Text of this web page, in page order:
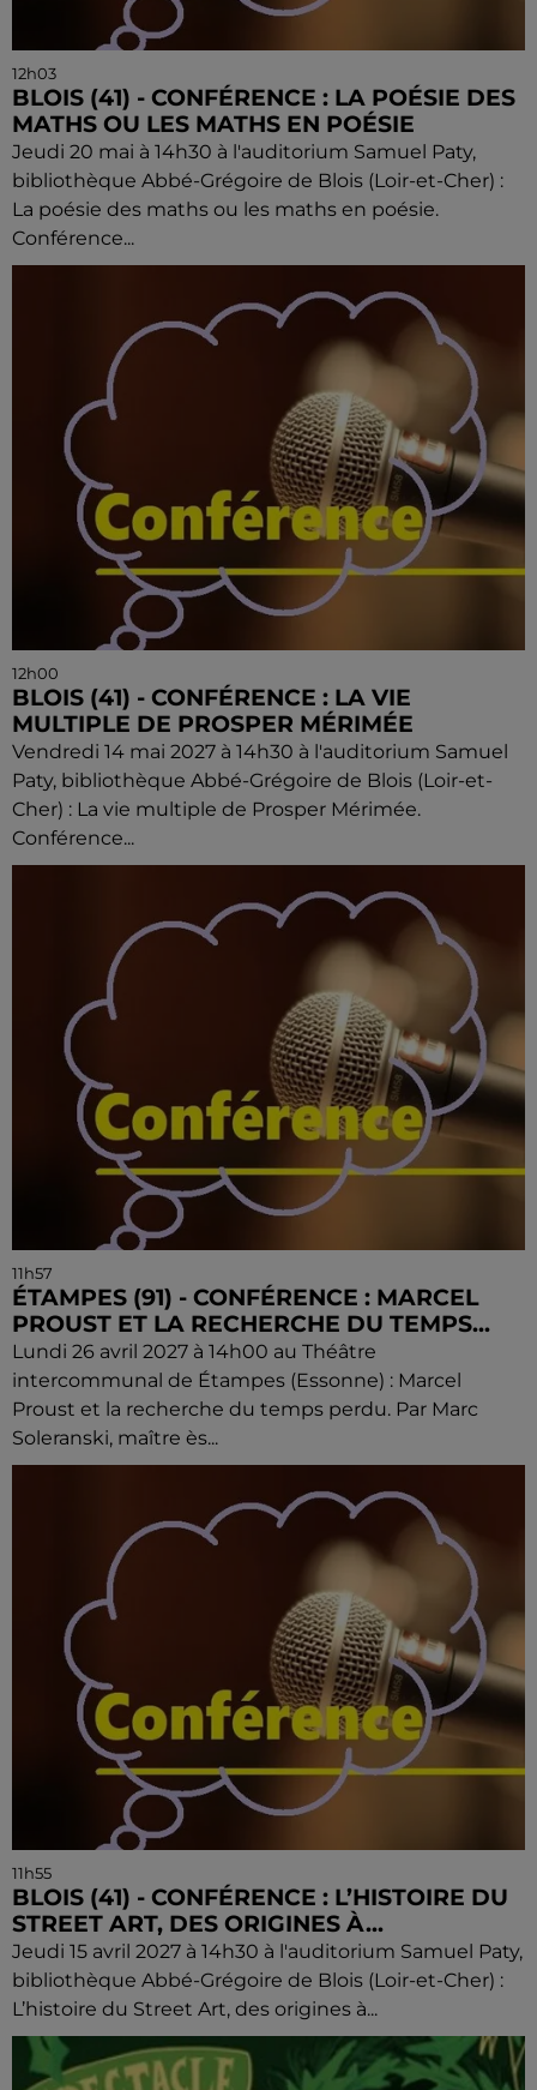
12h03
BLOIS (41) - CONFÉRENCE : LA POÉSIE DES
MATHS OU LES MATHS EN POÉSIE
Jeudi 20 mai à 14h30 à l'auditorium Samuel Paty,
bibliothèque Abbé-Grégoire de Blois (Loir-et-Cher) :
La poésie des maths ou les maths en poésie.
Conférence...
12h00
BLOIS (41) - CONFÉRENCE : LA VIE
MULTIPLE DE PROSPER MÉRIMÉE
Vendredi 14 mai 2027 à 14h30 à l'auditorium Samuel
Paty, bibliothèque Abbé-Grégoire de Blois (Loir-et-
Cher) : La vie multiple de Prosper Mérimée.
Conférence...
11h57
ÉTAMPES (91) - CONFÉRENCE : MARCEL
PROUST ET LA RECHERCHE DU TEMPS...
Lundi 26 avril 2027 à 14h00 au Théâtre
intercommunal de Étampes (Essonne) : Marcel
Proust et la recherche du temps perdu. Par Marc
Soleranski, maître ès...
11h55
BLOIS (41) - CONFÉRENCE : L’HISTOIRE DU
STREET ART, DES ORIGINES À...
Jeudi 15 avril 2027 à 14h30 à l'auditorium Samuel Paty,
bibliothèque Abbé-Grégoire de Blois (Loir-et-Cher) :
L’histoire du Street Art, des origines à...